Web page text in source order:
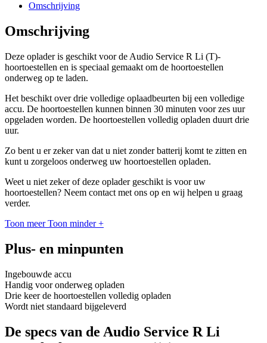
Omschrijving
Omschrijving
Deze oplader is geschikt voor de Audio Service R Li (T)-
hoortoestellen en is speciaal gemaakt om de hoortoestellen
onderweg op te laden.
Het beschikt over drie volledige oplaadbeurten bij een volledige
accu. De hoortoestellen kunnen binnen 30 minuten voor zes uur
opgeladen worden. De hoortoestellen volledig opladen duurt drie
uur.
Zo bent u er zeker van dat u niet zonder batterij komt te zitten en
kunt u zorgeloos onderweg uw hoortoestellen opladen.
Weet u niet zeker of deze oplader geschikt is voor uw
hoortoestellen? Neem contact met ons op en wij helpen u graag
verder.
Toon meer Toon minder +
Plus- en minpunten
Ingebouwde accu
Handig voor onderweg opladen
Drie keer de hoortoestellen volledig opladen
Wordt niet standaard bijgeleverd
De specs van de Audio Service R Li